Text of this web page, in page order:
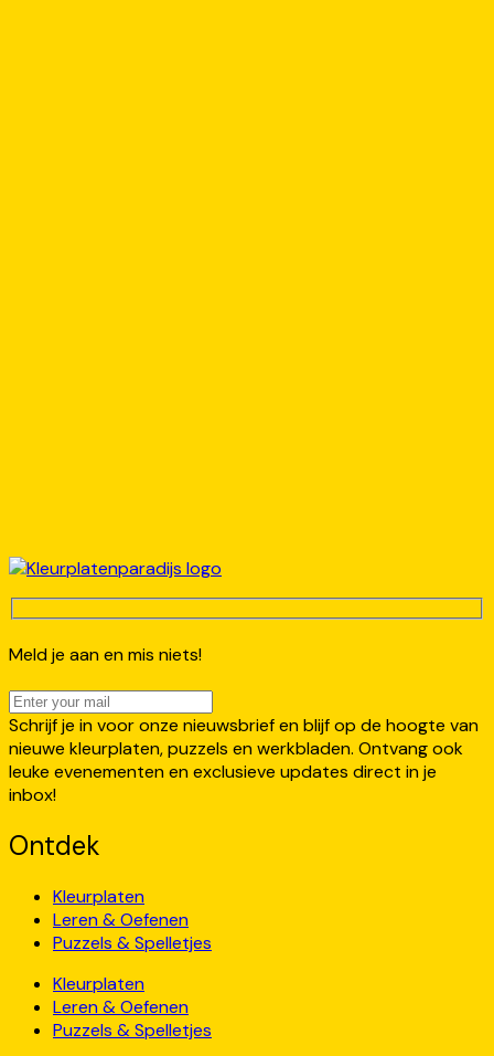
Meld je aan en mis niets!
Schrijf je in voor onze nieuwsbrief en blijf op de hoogte van
nieuwe kleurplaten, puzzels en werkbladen. Ontvang ook
leuke evenementen en exclusieve updates direct in je
inbox!
Ontdek
Kleurplaten
Leren & Oefenen
Puzzels & Spelletjes
Kleurplaten
Leren & Oefenen
Puzzels & Spelletjes